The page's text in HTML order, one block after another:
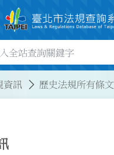
詢關鍵字欄位
資訊 歷史法規所有條文